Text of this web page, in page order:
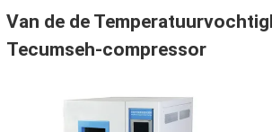
Van de de
Tecumseh-compressor